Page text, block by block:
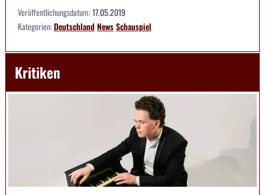
Veröffentlichungsdatum:17.05.2019
Kategorien:DeutschlandNewsSchauspiel
Kritiken